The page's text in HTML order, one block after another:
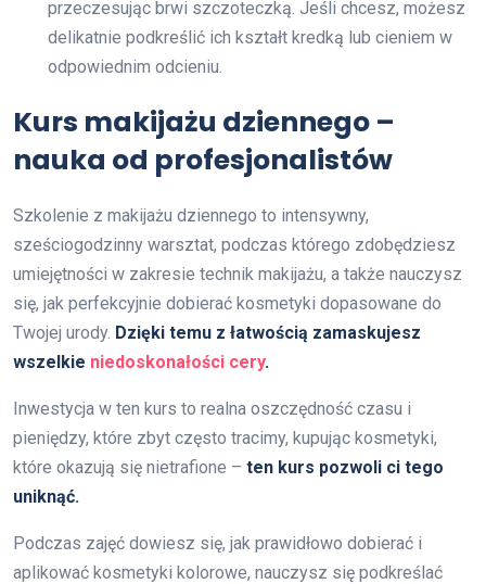
przeczesując brwi szczoteczką. Jeśli chcesz, możesz
delikatnie podkreślić ich kształt kredką lub cieniem w
odpowiednim odcieniu.
Kurs makijażu dziennego –
nauka od profesjonalistów
Szkolenie z makijażu dziennego to intensywny,
sześciogodzinny warsztat, podczas którego zdobędziesz
umiejętności w zakresie technik makijażu, a także nauczysz
się, jak perfekcyjnie dobierać kosmetyki dopasowane do
Twojej urody. Dzięki temu z łatwością zamaskujesz
wszelkie niedoskonałości cery.
Inwestycja w ten kurs to realna oszczędność czasu i
pieniędzy, które zbyt często tracimy, kupując kosmetyki,
które okazują się nietrafione – ten kurs pozwoli ci tego
uniknąć.
Podczas zajęć dowiesz się, jak prawidłowo dobierać i
aplikować kosmetyki kolorowe, nauczysz się podkreślać